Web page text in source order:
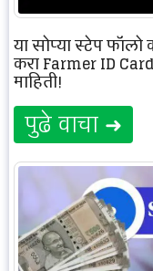
या सोप्या स्टेप
करा Farmer ID
माहिती!
पुढे वाचा ➜